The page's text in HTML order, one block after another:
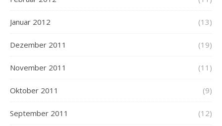
Januar 2012 (13)
Dezember 2011 (19)
November 2011 (11)
Oktober 2011 (9)
September 2011 (12)